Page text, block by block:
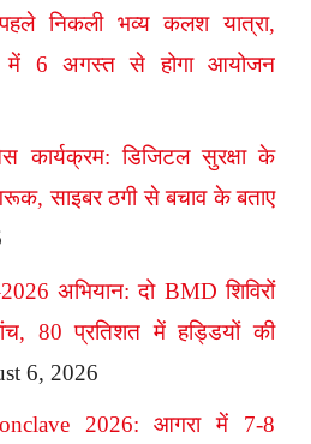
निकली भव्य कलश यात्रा,
में 6 अगस्त से होगा आयोजन
कार्यक्रम: डिजिटल सुरक्षा के
साइबर ठगी से बचाव के बताए
अभियान: दो BMD शिविरों
80 प्रतिशत में हड्डियों की
6, 2026
2026: आगरा में 7-8